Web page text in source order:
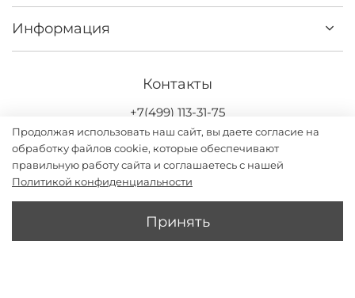
Информация
Контакты
+7(499) 113-31-75
Darsi.studio - бренд женской одежды с дизайном и
производством в России. ИП Григорьев Илья Владимирович
2026
Продолжая использовать наш сайт, вы даете согласие на
обработку файлов cookie, которые обеспечивают
правильную работу сайта и соглашаетесь с нашей
Политикой конфиденциальности
Принять